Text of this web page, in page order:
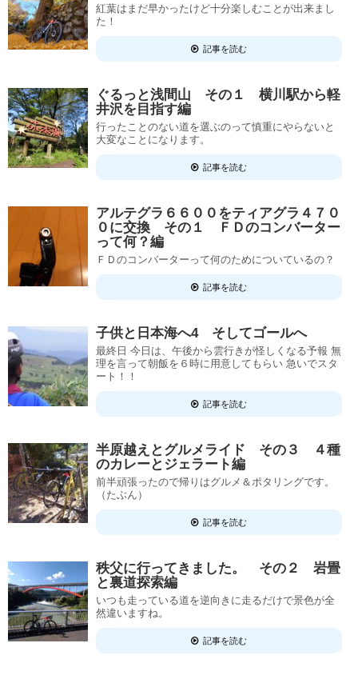
紅葉はまだ早かったけど十分楽しむことが出来まし
た！
記事を読む
ぐるっと浅間山 その１ 横川駅から軽
井沢を目指す編
行ったことのない道を選ぶのって慎重にやらないと
大変なことになります。
記事を読む
アルテグラ６６００をティアグラ４７０
０に交換 その１ ＦＤのコンバーター
って何？編
ＦＤのコンバーターって何のためについているの？
記事を読む
子供と日本海へ4 そしてゴールへ
最終日 今日は、午後から雲行きが怪しくなる予報 無
理を言って朝飯を６時に用意してもらい 急いでスタ
ート！！
記事を読む
半原越えとグルメライド その３ ４種
のカレーとジェラート編
前半頑張ったので帰りはグルメ＆ポタリングです。
（たぶん）
記事を読む
秩父に行ってきました。 その２ 岩畳
と裏道探索編
いつも走っている道を逆向きに走るだけで景色が全
然違いますね。
記事を読む